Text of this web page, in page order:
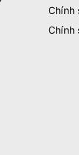
Chính
Chính